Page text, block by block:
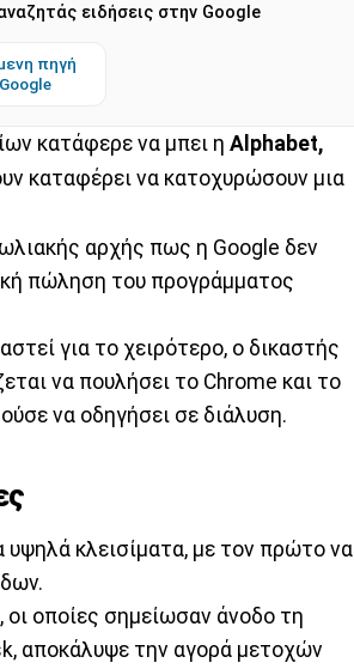
ειδήσεις στην Google
πηγή
κατάφερε να μπει η Alphabet,
καταφέρει να κατοχυρώσουν μια
αρχής πως η Google δεν
πώληση του προγράμματος
για το χειρότερο, ο δικαστής
να πουλήσει το Chrome και το
να οδηγήσει σε διάλυση.
κλεισίματα, με τον πρώτο να
οποίες σημείωσαν άνοδο τη
αποκάλυψε την αγορά μετοχών